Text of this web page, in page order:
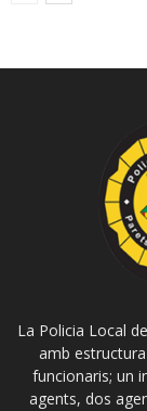
La Policia Local
amb
funcionaris; un
agents, dos